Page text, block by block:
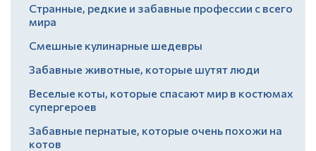
Странные, редкие и забавные профессии с всего
мира
Смешные кулинарные шедевры
Забавные животные, которые шутят люди
Веселые коты, которые спасают мир в костюмах
супергероев
Забавные пернатые, которые очень похожи на
котов